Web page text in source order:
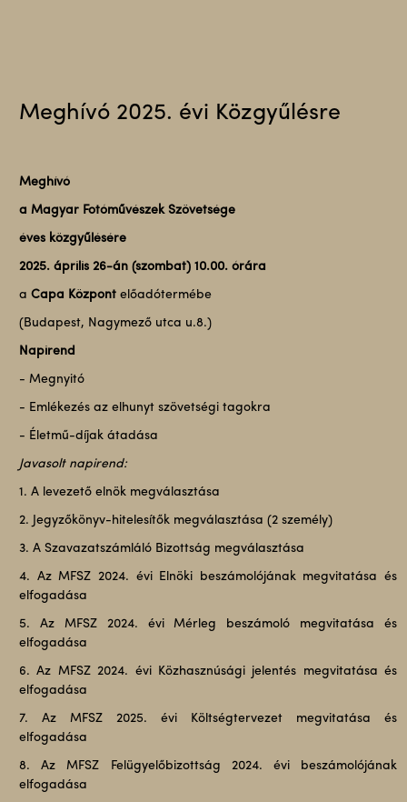
Meghívó 2025. évi Közgyűlésre
Meghívó
a Magyar Fotóművészek Szövetsége
éves közgyűlésére
2025. április 26-án (szombat) 10.00. órára
a Capa Központelőadótermébe
(Budapest, Nagymező utca u.8.)
Napirend
- Megnyitó
- Emlékezés az elhunyt szövetségi tagokra
- Életmű-díjak átadása
Javasolt napirend:
1. A levezető elnök megválasztása
2. Jegyzőkönyv-hitelesítők megválasztása (2 személy)
3. A Szavazatszámláló Bizottság megválasztása
4. Az MFSZ 2024. évi Elnöki beszámolójának megvitatása és
elfogadása
5. Az MFSZ 2024. évi Mérleg beszámoló megvitatása és
elfogadása
6. Az MFSZ 2024. évi Közhasznúsági jelentés megvitatása és
elfogadása
7. Az MFSZ 2025. évi Költségtervezet megvitatása és
elfogadása
8. Az MFSZ Felügyelőbizottság 2024. évi beszámolójának
elfogadása